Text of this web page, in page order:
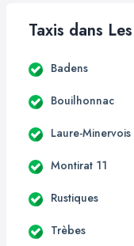
Taxis dans
Badens
Bouilhonnac
Laure-Minervois
Montirat 11
Rustiques
Trèbes